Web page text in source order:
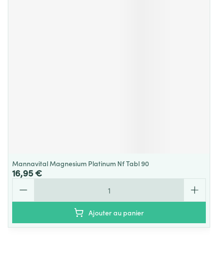
Mannavital Magnesium Platinum Nf Tabl 90
16,95 €
Ajouter au panier